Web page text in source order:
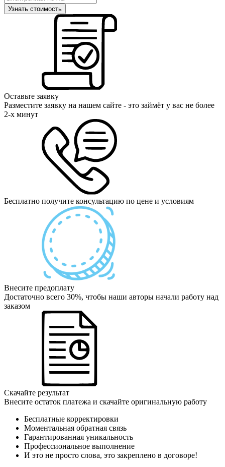
Оставьте заявку
Разместите заявку на нашем сайте - это займёт у вас не более
2-х минут
Бесплатно получите консультацию по цене и условиям
Внесите предоплату
Достаточно всего 30%, чтобы наши авторы начали работу над
заказом
Скачайте результат
Внесите остаток платежа и скачайте оригинальную работу
Бесплатные корректировки
Моментальная обратная связь
Гарантированная уникальность
Профессиональное выполнение
И это не просто слова, это закреплено в договоре!